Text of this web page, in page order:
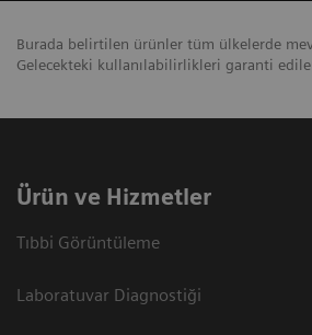
Burada belirtilen ürünler tüm ülkelerde
Gelecekteki kullanılabilirlikleri garanti
Ürün ve Hizmetler
Tıbbi Görüntüleme
Laboratuvar Diagnostiği